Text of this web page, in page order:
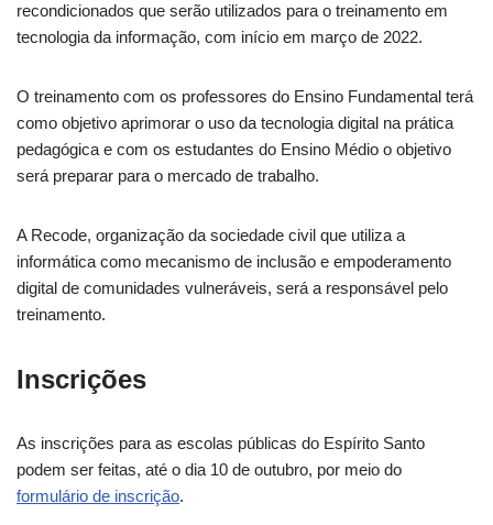
recondicionados que serão utilizados para o treinamento em
tecnologia da informação, com início em março de 2022.
O treinamento com os professores do Ensino Fundamental terá
como objetivo aprimorar o uso da tecnologia digital na prática
pedagógica e com os estudantes do Ensino Médio o objetivo
será preparar para o mercado de trabalho.
A Recode, organização da sociedade civil que utiliza a
informática como mecanismo de inclusão e empoderamento
digital de comunidades vulneráveis, será a responsável pelo
treinamento.
Inscrições
As inscrições para as escolas públicas do Espírito Santo
podem ser feitas, até o dia 10 de outubro, por meio do
formulário de inscrição.